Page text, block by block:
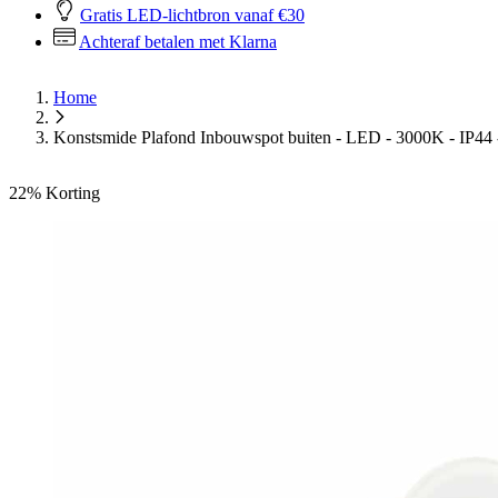
Gratis LED-lichtbron vanaf €30
Achteraf betalen met Klarna
Home
Konstsmide Plafond Inbouwspot buiten - LED - 3000K - IP44
22% Korting